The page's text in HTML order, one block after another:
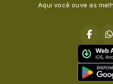
Aqui você ouve as